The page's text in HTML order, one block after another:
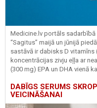
Medicine.lv portāls
“Sagitus” maijā un jūnijā
sastāvā ir dabisks D vitamīns
koncentrācijas zivju eļļa ar
(300 mg) EPA un DHA vienā
DABĪGS SERUMS
VEICINĀŠANAI